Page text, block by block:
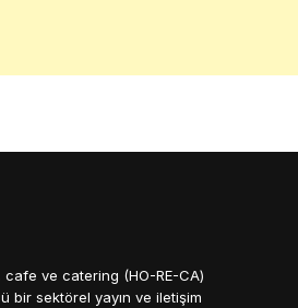
cafe ve catering (HO-RE-CA)
bir sektörel yayın ve iletişim